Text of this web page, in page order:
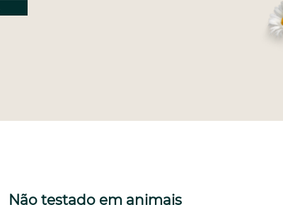
Não testado em animais